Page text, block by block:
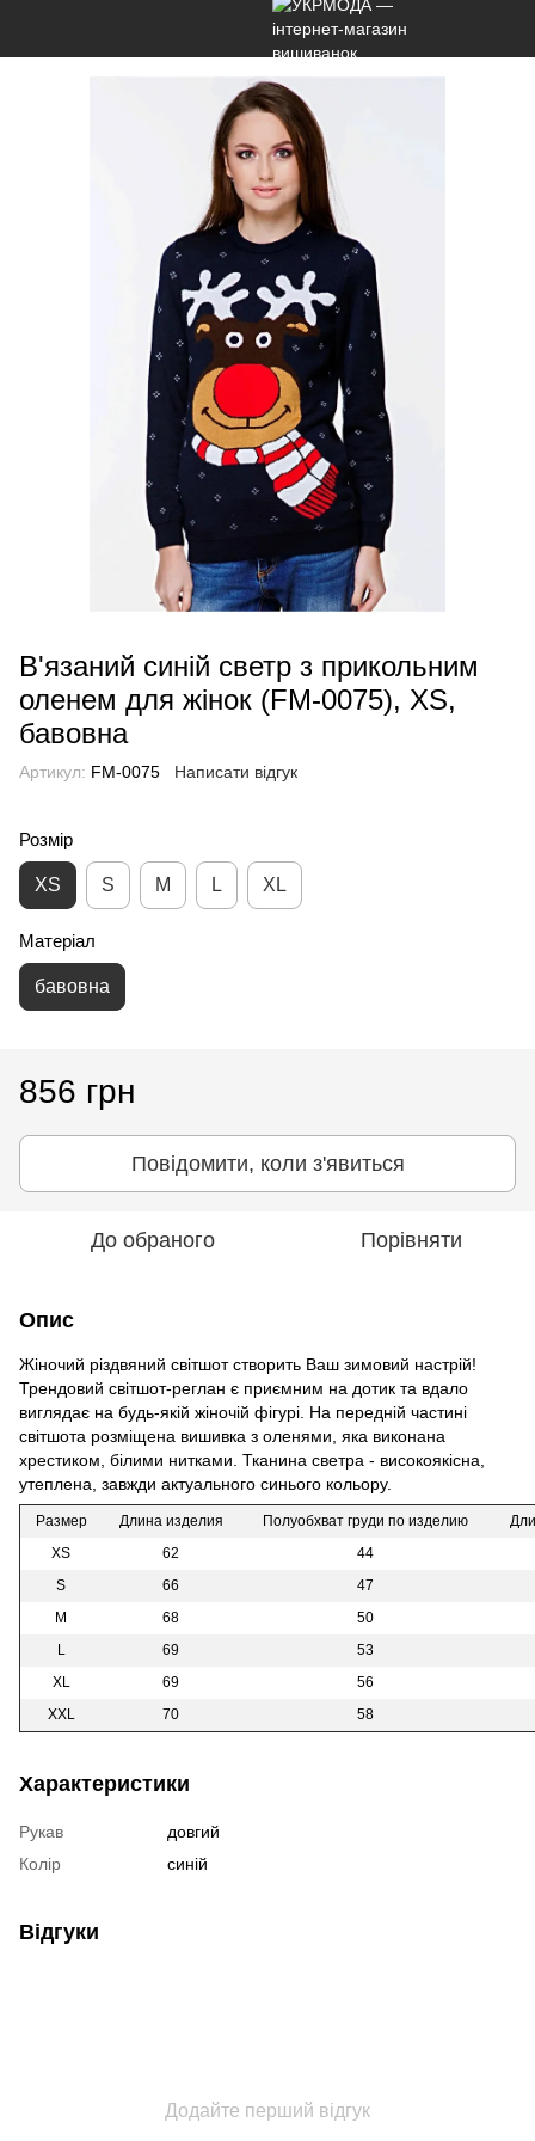
В'язаний синій светр з прикольним
оленем для жінок (FM-0075), XS,
бавовна
Артикул: FM-0075 Написати відгук
Розмір
XS S M L XL
Матеріал
бавовна
856 грн
Повідомити, коли з'явиться
До обраного Порівняти
Опис
Жіночий різдвяний світшот створить Ваш зимовий настрій!
Трендовий світшот-реглан є приємним на дотик та вдало
виглядає на будь-якій жіночій фігурі. На передній частині
світшота розміщена вишивка з оленями, яка виконана
хрестиком, білими нитками. Тканина светра - високоякісна,
утеплена, завжди актуального синього кольору.
Размер Длина изделия Полуобхват груди по изделию
XS
62
44
S
66
47
M
68
50
L
69
53
XL
69
56
XXL
70 58
Характеристики
Рукав
довгий
Колір
синій
Відгуки
Додайте перший відгук